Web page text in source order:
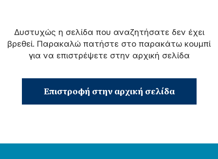
Δυστυχώς η σελίδα που αναζητήσατε δεν έχει
βρεθεί. Παρακαλώ πατήστε στο παρακάτω κουμπί
για να επιστρέψετε στην αρχική σελίδα
Επιστροφή στην αρχική σελίδα